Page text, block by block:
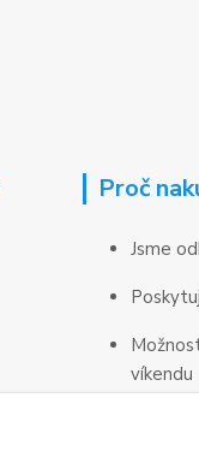
Proč
Jsme
víkendu